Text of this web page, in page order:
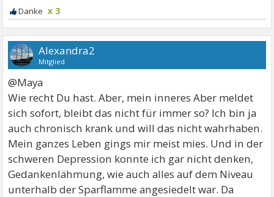
x 3
Alexandra2
Mitglied
@Maya
Wie recht Du hast. Aber, mein inneres Aber meldet
sich sofort, bleibt das nicht für immer so? Ich bin ja
auch chronisch krank und will das nicht wahrhaben.
Mein ganzes Leben gings mir meist mies. Und in der
schweren Depression konnte ich gar nicht denken,
Gedankenlähmung, wie auch alles auf dem Niveau
unterhalb der Sparflamme angesiedelt war. Da